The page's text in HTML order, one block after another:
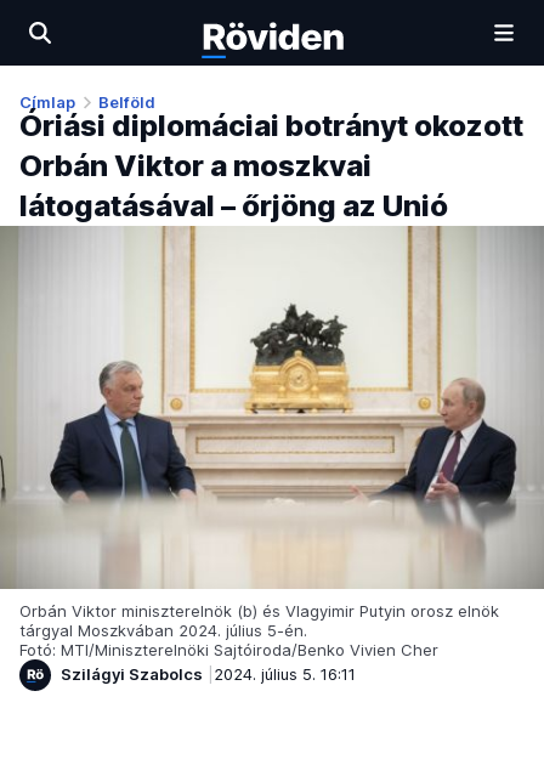
Címlap Belföld
Óriási diplomáciai botrányt okozott
Orbán Viktor a moszkvai
látogatásával – őrjöng az Unió
Orbán Viktor miniszterelnök (b) és Vlagyimir Putyin orosz elnök
tárgyal Moszkvában 2024. július 5-én.
Fotó: MTI/Miniszterelnöki Sajtóiroda/Benko Vivien Cher
Szilágyi Szabolcs
2024. július 5. 16:11